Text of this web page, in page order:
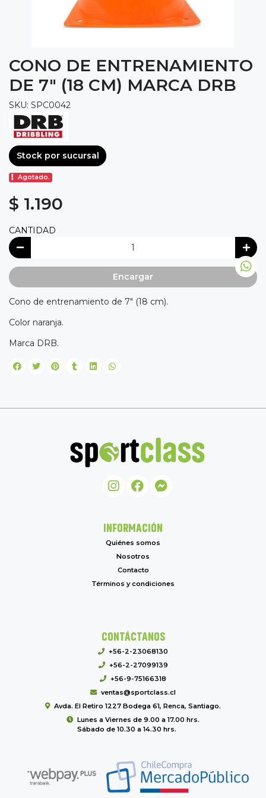
CONO DE ENTRENAMIENTO
DE 7" (18 CM) MARCA DRB
SKU: SPC0042
Stock por sucursal
Agotado.
$ 1.190
CANTIDAD
Encargar
Cono de entrenamiento de 7" (18 cm).
Color naranja.
Marca DRB.
INFORMACIÓN
Quiénes somos
Nosotros
Contacto
Términos y condiciones
CONTÁCTANOS
+56-2-23068130
+56-2-27099139
+56-9-75166318
ventas@sportclass.cl
Avda. El Retiro 1227 Bodega 61, Renca, Santiago.
Lunes a Viernes de 9.00 a 17.00 hrs.
Sábado de 10.30 a 14.30 hrs.